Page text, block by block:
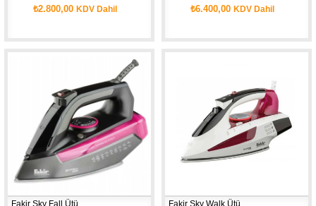
₺2.800,00 KDV Dahil ₺6.400,00 KDV Dahil
Fakir Sky Fall Ütü Fakir Sky Walk Ütü